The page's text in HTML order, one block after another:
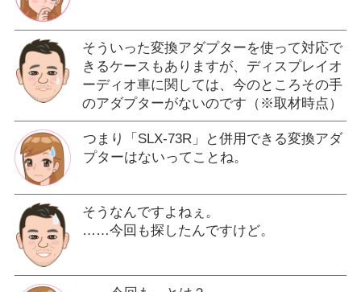
そういった変換アダプターを使って対応で
きるケースもありますが、ディスプレイオ
ーディオ車に関しては、今のところその手
のアダプターがないのです（※取材時点）
つまり「SLX-73R」と併用できる変換アダ
プターはないってことね。
そうなんですよねぇ。
……今回も探したんですけど。